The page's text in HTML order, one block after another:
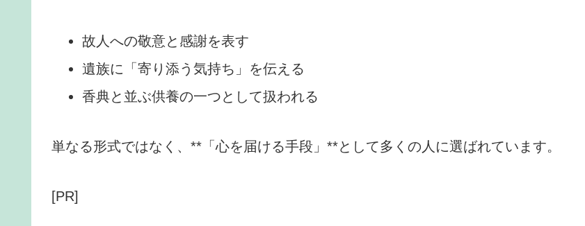
故人への敬意と感謝を表す
遺族に「寄り添う気持ち」を伝える
香典と並ぶ供養の一つとして扱われる
単なる形式ではなく、**「心を届ける手段」**として多くの人に選ばれています。
[PR]